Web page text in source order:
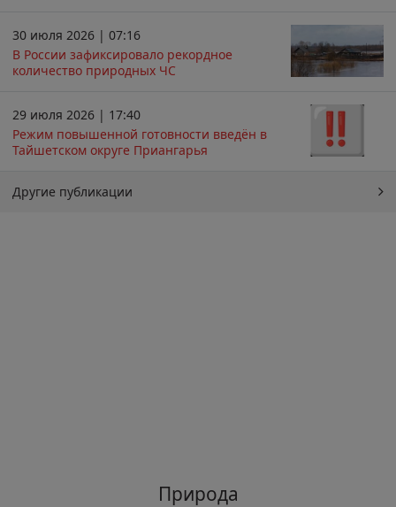
30 июля 2026 | 07:16
В России зафиксировало рекордное
количество природных ЧС
29 июля 2026 | 17:40
Режим повышенной готовности введён в
Тайшетском округе Приангарья
Другие публикации
Природа